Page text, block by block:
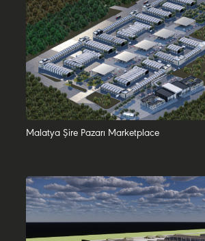
Malatya Şire Pazarı Marketplace